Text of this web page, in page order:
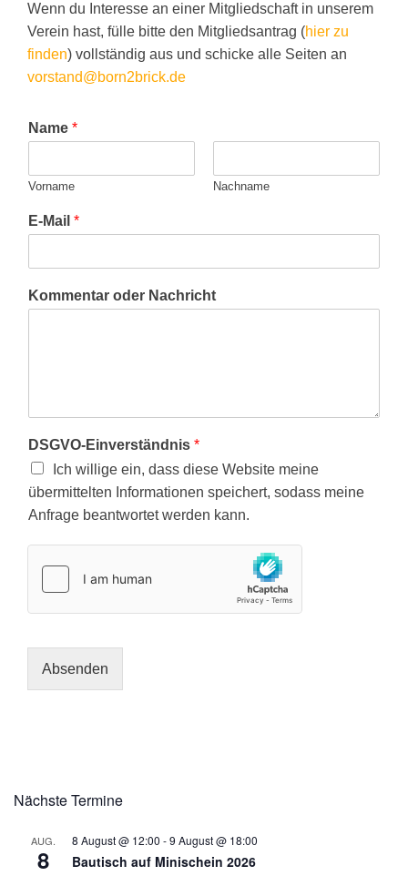
Wenn du Interesse an einer Mitgliedschaft in unserem
Verein hast, fülle bitte den Mitgliedsantrag (hier zu
finden) vollständig aus und schicke alle Seiten an
vorstand@born2brick.de
Name *
Vorname Nachname
E-Mail *
Kommentar oder Nachricht
DSGVO-Einverständnis *
Ich willige ein, dass diese Website meine
übermittelten Informationen speichert, sodass meine
Anfrage beantwortet werden kann.
Absenden
Nächste Termine
AUG.
8
8 August @ 12:00 -9 August @ 18:00
Bautisch auf Minischein 2026